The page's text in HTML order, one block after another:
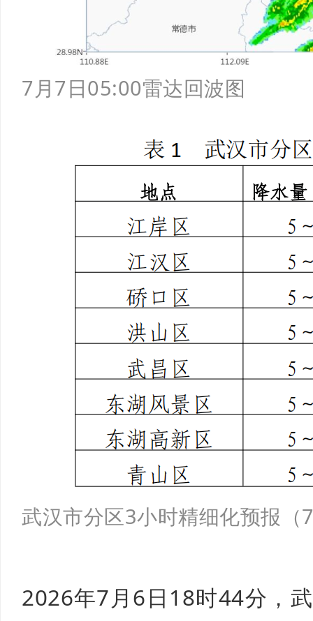
7月7日05:00雷达回波图
武汉市分区3小时精细化预报（
2026年7月6日18时44分，